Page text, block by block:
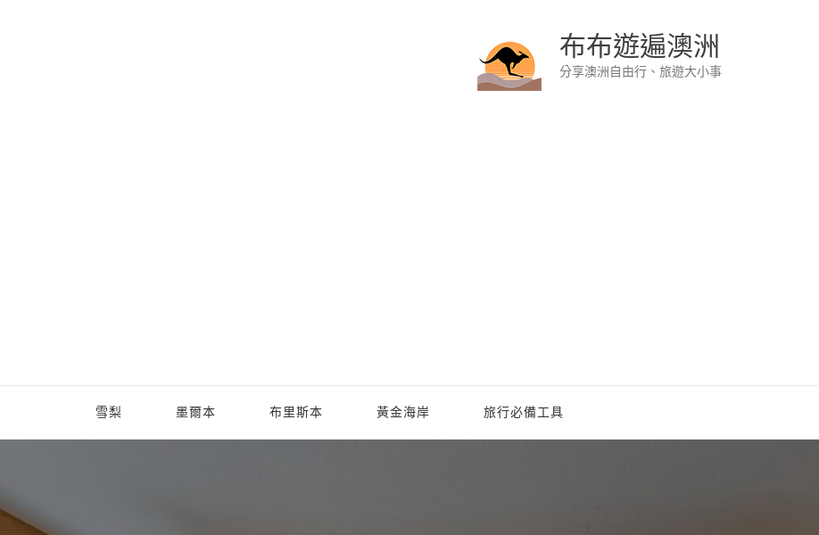
布布遊遍澳洲
分享澳洲自由行、旅遊大小事
雪梨 墨爾本 布里斯本 黃金海岸 旅行必備工具